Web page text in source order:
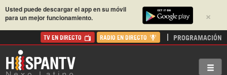
×
Usted puede descargar el app en su móvil
para un mejor funcionamiento.
TV EN DIRECTO RADIO EN DIRECTO PROGRAMACIÓN